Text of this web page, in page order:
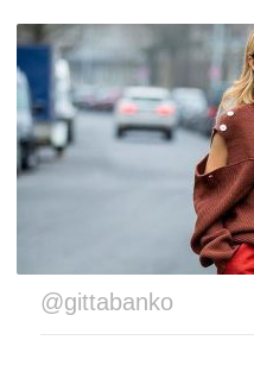
@gittabanko